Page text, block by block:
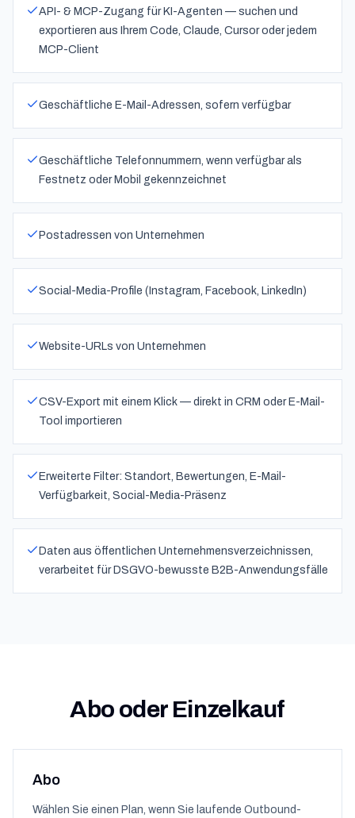
API- & MCP-Zugang für KI-Agenten — suchen und
exportieren aus Ihrem Code, Claude, Cursor oder jedem
MCP-Client
Geschäftliche E-Mail-Adressen, sofern verfügbar
Geschäftliche Telefonnummern, wenn verfügbar als
Festnetz oder Mobil gekennzeichnet
Postadressen von Unternehmen
Social-Media-Profile (Instagram, Facebook, LinkedIn)
Website-URLs von Unternehmen
CSV-Export mit einem Klick — direkt in CRM oder E-Mail-
Tool importieren
Erweiterte Filter: Standort, Bewertungen, E-Mail-
Verfügbarkeit, Social-Media-Präsenz
Daten aus öffentlichen Unternehmensverzeichnissen,
verarbeitet für DSGVO-bewusste B2B-Anwendungsfälle
Abo oder Einzelkauf
Abo
Wählen Sie einen Plan, wenn Sie laufende Outbound-